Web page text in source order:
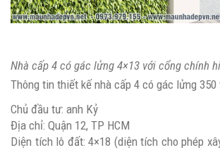
Nhà cấp 4 có gác lửng 4×13 với cổng chính
Thông tin thiết kế nhà cấp 4 có gác lửng 350
Chủ đầu tư: anh Kỷ
Địa chỉ: Quận 12, TP HCM
Diện tích lô đất: 4×18 (diện tích cho phép